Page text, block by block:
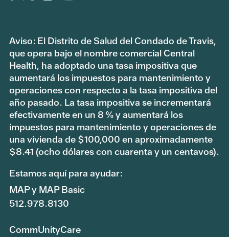
Aviso: El Distrito de Salud del Condado de Travis,
que opera bajo el nombre comercial Central
Health, ha adoptado una tasa impositiva que
aumentará los impuestos para mantenimiento y
operaciones con respecto a la tasa impositiva del
año pasado. La tasa impositiva se incrementará
efectivamente en un 8 % y aumentará los
impuestos para mantenimiento y operaciones de
una vivienda de $100,000 en aproximadamente
$8.41 (ocho dólares con cuarenta y un centavos).
Estamos aquí para ayudar:
MAP y MAP Basic
512.978.8130
CommUnityCare